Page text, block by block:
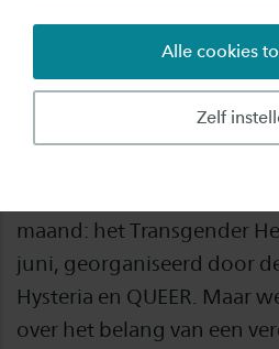
Zelf
Alle cookies
Het is Pride Month:
Saxion. In Deventer schuif
Muntenaar, student
maand: het Transgender
juni, georganiseerd door
Hysteria en QUEER. Maar
over het belang van een